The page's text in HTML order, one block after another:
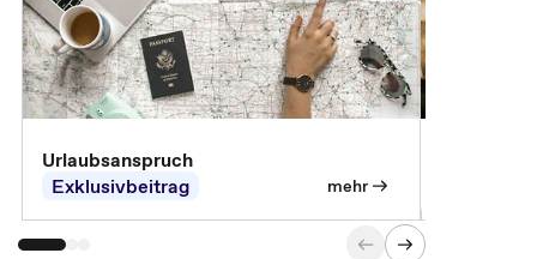
Urlaubsanspruch
Exklusivbeitrag
mehr